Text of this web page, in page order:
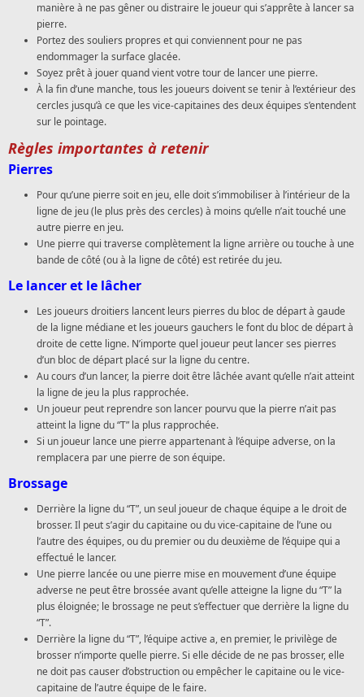
manière à ne pas gêner ou distraire le joueur qui s’apprête à lancer sa
pierre.
Portez des souliers propres et qui conviennent pour ne pas
endommager la surface glacée.
Soyez prêt à jouer quand vient votre tour de lancer une pierre.
À la fin d’une manche, tous les joueurs doivent se tenir à l’extérieur des
cercles jusqu’à ce que les vice-capitaines des deux équipes s’entendent
sur le pointage.
Règles importantes à retenir
Pierres
Pour qu’une pierre soit en jeu, elle doit s’immobiliser à l’intérieur de la
ligne de jeu (le plus près des cercles) à moins qu’elle n’ait touché une
autre pierre en jeu.
Une pierre qui traverse complètement la ligne arrière ou touche à une
bande de côté (ou à la ligne de côté) est retirée du jeu.
Le lancer et le lâcher
Les joueurs droitiers lancent leurs pierres du bloc de départ à gaude
de la ligne médiane et les joueurs gauchers le font du bloc de départ à
droite de cette ligne. N’importe quel joueur peut lancer ses pierres
d’un bloc de départ placé sur la ligne du centre.
Au cours d’un lancer, la pierre doit être lâchée avant qu’elle n’ait atteint
la ligne de jeu la plus rapprochée.
Un joueur peut reprendre son lancer pourvu que la pierre n’ait pas
atteint la ligne du “T” la plus rapprochée.
Si un joueur lance une pierre appartenant à l’équipe adverse, on la
remplacera par une pierre de son équipe.
Brossage
Derrière la ligne du “T”, un seul joueur de chaque équipe a le droit de
brosser. Il peut s’agir du capitaine ou du vice-capitaine de l’une ou
l’autre des équipes, ou du premier ou du deuxième de l’équipe qui a
effectué le lancer.
Une pierre lancée ou une pierre mise en mouvement d’une équipe
adverse ne peut être brossée avant qu’elle atteigne la ligne du “T” la
plus éloignée; le brossage ne peut s’effectuer que derrière la ligne du
“T”.
Derrière la ligne du “T”, l’équipe active a, en premier, le privilège de
brosser n’importe quelle pierre. Si elle décide de ne pas brosser, elle
ne doit pas causer d’obstruction ou empêcher le capitaine ou le vice-
capitaine de l’autre équipe de le faire.